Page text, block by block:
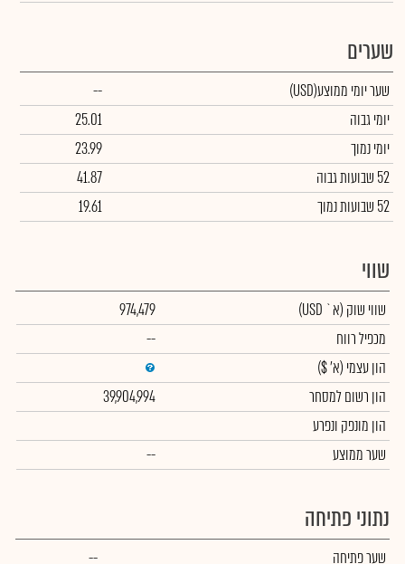
שערים
שער יומי ממוצע(USD)
--
יומי גבוה
25.01
יומי נמוך
23.99
52 שבועות גבוה
41.87
52 שבועות נמוך
19.61
שווי
שווי שוק (א` USD)
974,479
מכפיל רווח
--
הון עצמי (א' $)
הון רשום למסחר
39,904,994
הון מונפק ונפרע
שער ממוצע
--
נתוני פתיחה
שער פתיחה --